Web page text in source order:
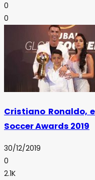
0
0
Cristiano Ronaldo,
Soccer Awards 2019
30/12/2019
0
2.1K